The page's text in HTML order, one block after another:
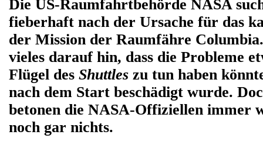
Die US-Raumfahrtbehörde NASA
fieberhaft nach der Ursache für das
der Mission der Raumfähre
vieles darauf hin, dass die Probleme
Flügel des Shuttles zu tun haben
nach dem Start beschädigt wurde.
betonen die NASA-Offiziellen immer
noch gar nichts.